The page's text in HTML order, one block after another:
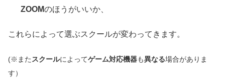
ZOOMのほうがいいか、
これらによって選ぶスクールが変わってきます。
(※またスクールによってゲーム対応機器も異なる場合がありま
す）